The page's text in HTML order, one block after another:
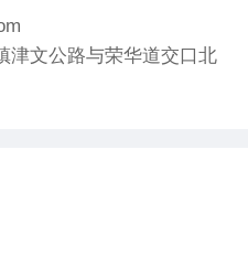
津文公路与荣华道交口北